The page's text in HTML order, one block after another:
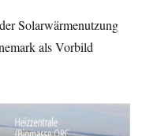
Solarwärmenutzung
als Vorbild